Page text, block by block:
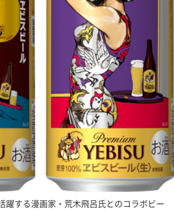
躍する漫画家・荒木飛呂氏とのコラボビー